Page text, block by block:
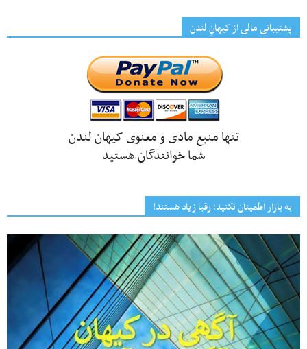
پشتیبانی مالی از کیهانِ لندن
تنها منبع مادی و معنوی کیهان لندن
شما خوانندگان هستید
به بازار اطمینان نکنید؛ رقبا زیاد هستند!